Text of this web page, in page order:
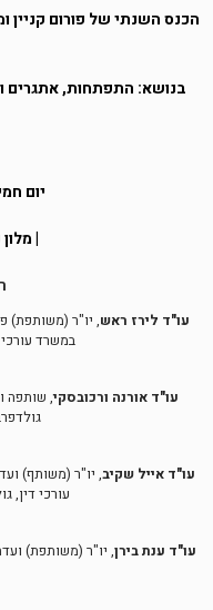
הכנס השנתי של פורום קניין
בנושא: התפתחות, אתגרים
יום חמישי |
|
עו"ד לירז ראש, יו"ר (משותפת)
במשרד עורכי
עו"ד אורנה ורכובסקי, שותפה
עו"ד אייל שקיב, יו"ר (משותף)
עורכי דין,
עו"ד ענת בירן, יו"ר (משותפת)